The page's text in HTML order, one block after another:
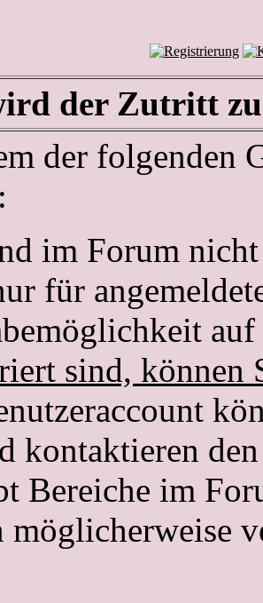
der Zutritt zu
der folgenden
im Forum
für
sind, können
kontaktieren
Bereiche im
möglicherweise